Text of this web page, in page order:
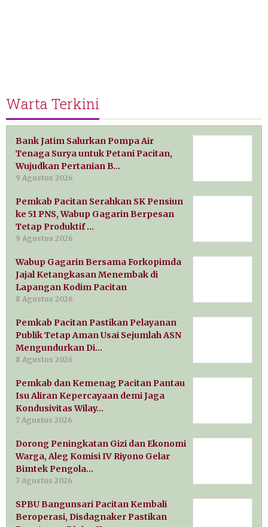
Warta Terkini
Bank Jatim Salurkan Pompa Air
Tenaga Surya untuk Petani Pacitan,
Wujudkan Pertanian B…
9 Agustus 2026
Pemkab Pacitan Serahkan SK Pensiun
ke 51 PNS, Wabup Gagarin Berpesan
Tetap Produktif …
9 Agustus 2026
Wabup Gagarin Bersama Forkopimda
Jajal Ketangkasan Menembak di
Lapangan Kodim Pacitan
8 Agustus 2026
Pemkab Pacitan Pastikan Pelayanan
Publik Tetap Aman Usai Sejumlah ASN
Mengundurkan Di…
8 Agustus 2026
Pemkab dan Kemenag Pacitan Pantau
Isu Aliran Kepercayaan demi Jaga
Kondusivitas Wilay…
7 Agustus 2026
Dorong Peningkatan Gizi dan Ekonomi
Warga, Aleg Komisi IV Riyono Gelar
Bimtek Pengola…
7 Agustus 2026
SPBU Bangunsari Pacitan Kembali
Beroperasi, Disdagnaker Pastikan